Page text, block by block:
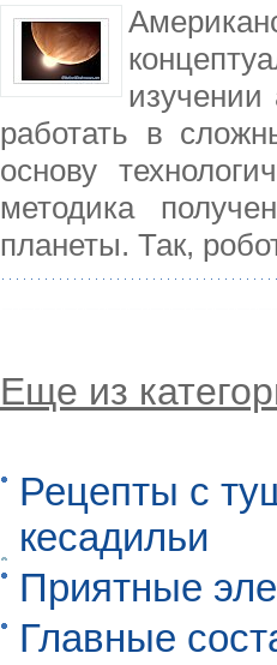
работать в
основу
методика
планеты. Так,
Еще из
Рецепты с
кесадильи
Приятные
Главные